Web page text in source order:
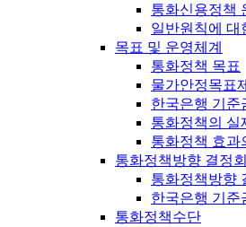
통화신용정책
일반원칙에 대
목표 및 운영체계
통화정책 목표
물가안정목표제
한국은행 기준
통화정책의 실
통화정책 효과
통화정책방향 결정
통화정책방향
한국은행 기준
통화정책수단